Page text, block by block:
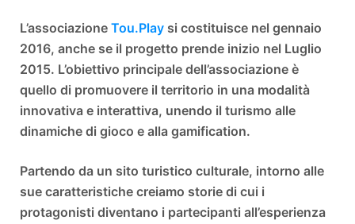
L’associazione Tou.Play si costituisce nel gennaio
2016, anche se il progetto prende inizio nel Luglio
2015. L’obiettivo principale dell’associazione è
quello di promuovere il territorio in una modalità
innovativa e interattiva, unendo il turismo alle
dinamiche di gioco e alla gamification.
Partendo da un sito turistico culturale, intorno alle
sue caratteristiche creiamo storie di cui i
protagonisti diventano i partecipanti all’esperienza